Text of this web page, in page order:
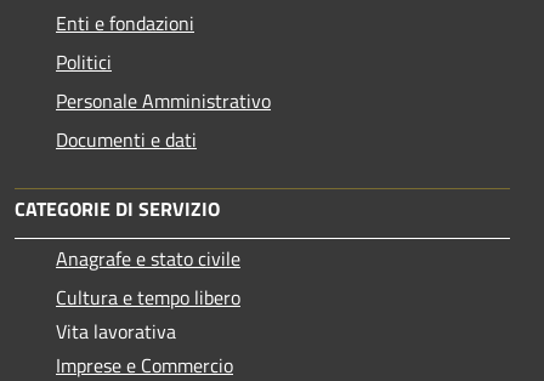
Enti e fondazioni
Politici
Personale Amministrativo
Documenti e dati
CATEGORIE DI SERVIZIO
Anagrafe e stato civile
Cultura e tempo libero
Vita lavorativa
Imprese e Commercio